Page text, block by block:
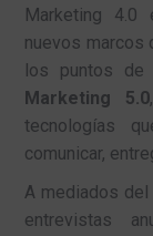
Marketing 4.0
nuevos marcos
los puntos de
Marketing 5.0
tecnologías
comunicar,
A mediados
entrevistas